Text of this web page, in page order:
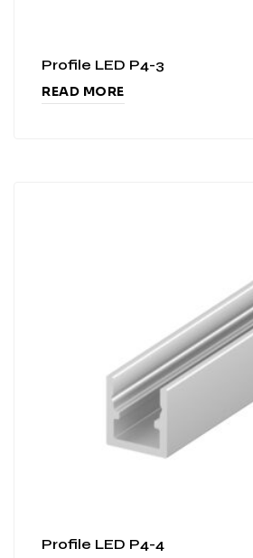
Profile LED P4-3
READ MORE
Profile LED P4-4